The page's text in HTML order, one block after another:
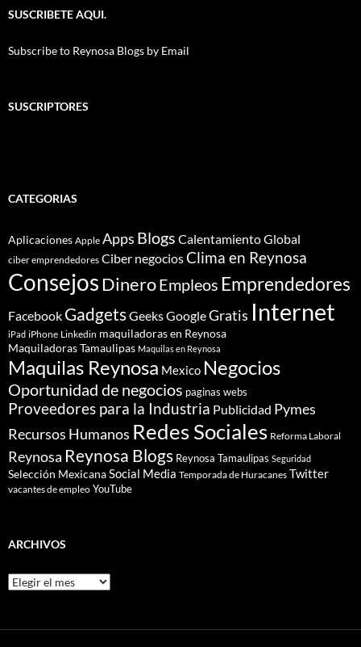
SUSCRIBETE AQUI.
Subscribe to Reynosa Blogs by Email
SUSCRIPTORES
CATEGORIAS
Aplicaciones Apple Apps Blogs Calentamiento Global
ciber emprendedores Ciber negociosClima en Reynosa
ConsejosDineroEmpleos Emprendedores
Facebook GadgetsGeeksGoogleGratis Internet
iPad iPhone Linkedin maquiladoras en Reynosa
Maquiladoras Tamaulipas Maquilas en Reynosa
Maquilas Reynosa Mexico Negocios
Oportunidad de negocios paginas webs
Proveedores para la Industria Publicidad Pymes
Recursos Humanos Redes Sociales Reforma Laboral
Reynosa Reynosa Blogs Reynosa Tamaulipas Seguridad
Selección MexicanaSocial Media Temporada de Huracanes Twitter
vacantes de empleo YouTube
ARCHIVOS
Archivos